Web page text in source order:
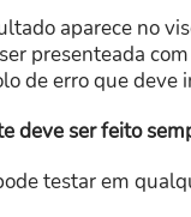
aparece no
presenteada
de erro que deve
deve ser feito
testar em